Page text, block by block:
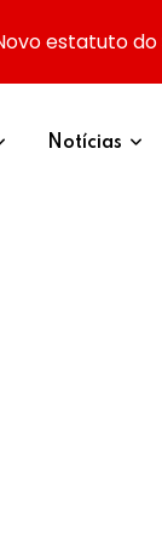
Notícias
estatuto do